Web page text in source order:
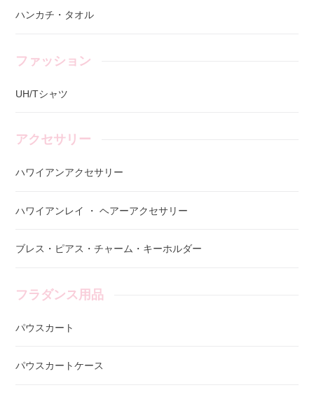
ハンカチ・タオル
ファッション
UH/Tシャツ
アクセサリー
ハワイアンアクセサリー
ハワイアンレイ ・ ヘアーアクセサリー
ブレス・ピアス・チャーム・キーホルダー
フラダンス用品
パウスカート
パウスカートケース